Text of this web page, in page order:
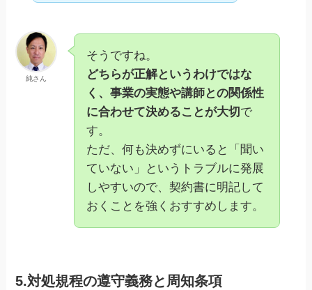
純さん
そうですね。
どちらが正解というわけではな
く、事業の実態や講師との関係性
に合わせて決めることが大切 で
す。
ただ、何も決めずにいると「聞い
ていない」というトラブルに発展
しやすいので、契約書に明記して
おくことを強くおすすめします。
5.対処規程の遵守義務と周知条項